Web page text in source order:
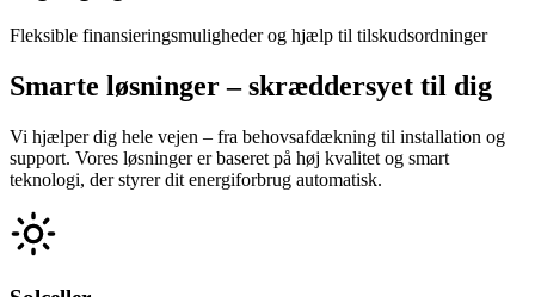
Fleksible finansieringsmuligheder og hjælp til tilskudsordninger
Smarte løsninger – skræddersyet til dig
Vi hjælper dig hele vejen – fra behovsafdækning til installation og
support. Vores løsninger er baseret på høj kvalitet og smart
teknologi, der styrer dit energiforbrug automatisk.